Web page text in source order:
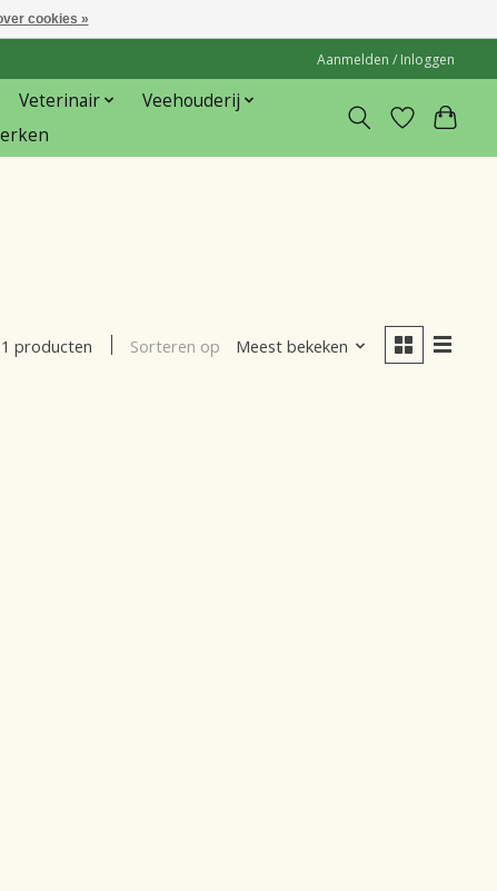
Aanmelden / Inloggen
Veterinair
Veehouderij
1 producten Sorteren op Meest bekeken
cookies »